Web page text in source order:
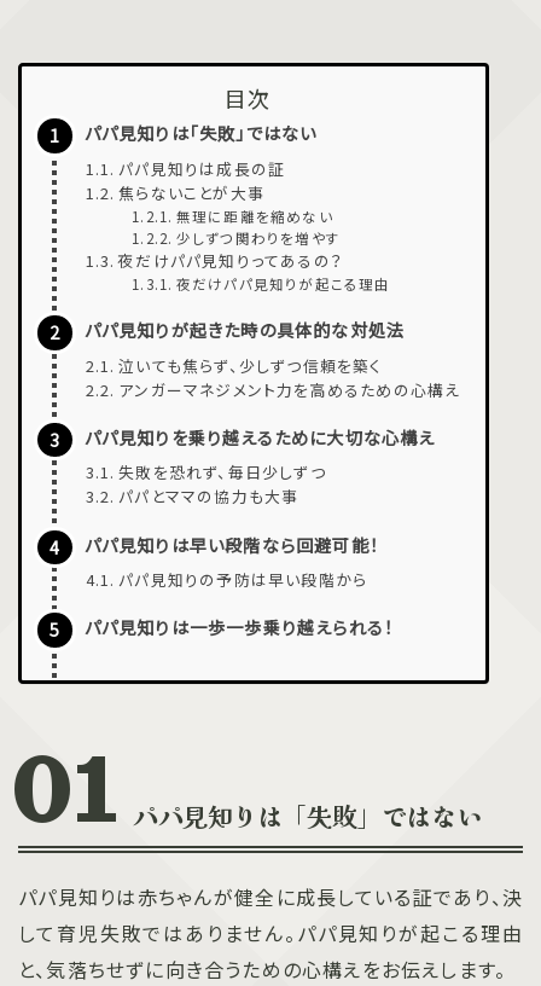
目次
パパ見知りは「失敗」ではない
パパ見知りは成長の証
焦らないことが大事
無理に距離を縮めない
少しずつ関わりを増やす
夜だけパパ見知りってあるの？
夜だけパパ見知りが起こる理由
パパ見知りが起きた時の具体的な対処法
泣いても焦らず、少しずつ信頼を築く
アンガーマネジメント力を高めるための心構え
パパ見知りを乗り越えるために大切な心構え
失敗を恐れず、毎日少しずつ
パパとママの協力も大事
パパ見知りは早い段階なら回避可能！
パパ見知りの予防は早い段階から
パパ見知りは一歩一歩乗り越えられる！
パパ見知りは「失敗」ではない
パパ見知りは赤ちゃんが健全に成長している証であり、決
して育児失敗ではありません。パパ見知りが起こる理由
と、気落ちせずに向き合うための心構えをお伝えします。